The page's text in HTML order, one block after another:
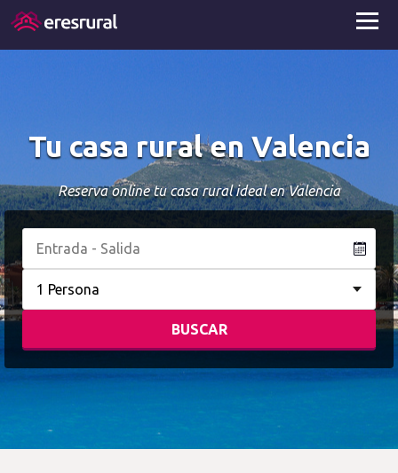
Tu casa rural en Valencia
Reserva online tu casa rural ideal en Valencia